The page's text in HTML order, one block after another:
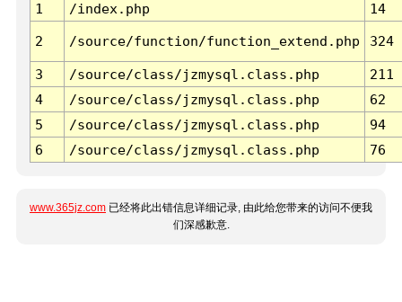
1
/index.php 14
2 /source/function/function_extend.php 324
3 /source/class/jzmysql.class.php
211
4
/source/class/jzmysql.class.php
62
5
/source/class/jzmysql.class.php
94
6
/source/class/jzmysql.class.php 76
www.365jz.com 已经将此出错信息详细记录, 由此给您带来的访问不便我
们深感歉意.